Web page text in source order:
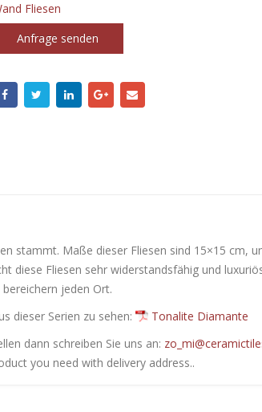
Fliesen
Anfrage senden
stammt. Maße dieser Fliesen sind 15×15 cm,
diese Fliesen sehr widerstandsfähig und
jeden Ort.
dieser Serien zu sehen:
Tonalite Diamante
dann schreiben Sie uns an:
you need with delivery address..